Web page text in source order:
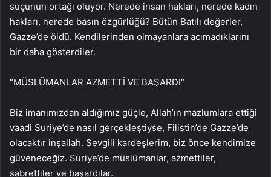
suçunun ortağı oluyor. Nerede insan hakları, nerede kadın
hakları, nerede basın özgürlüğü? Bütün Batılı değerler,
Gazze’de öldü. Kendilerinden olmayanlara acımadıklarını
bir daha gösterdiler.
“MÜSLÜMANLAR AZMETTİ VE BAŞARDI”
Biz imanımızdan aldığımız güçle, Allah’ın mazlumlara ettiği
vaadi Suriye’de nasıl gerçekleştiyse, Filistin’de Gazze’de
olacaktır inşallah. Sevgili kardeşlerim, biz önce kendimize
güveneceğiz. Suriye’de müslümanlar, azmettiler,
sabrettiler ve başardılar.